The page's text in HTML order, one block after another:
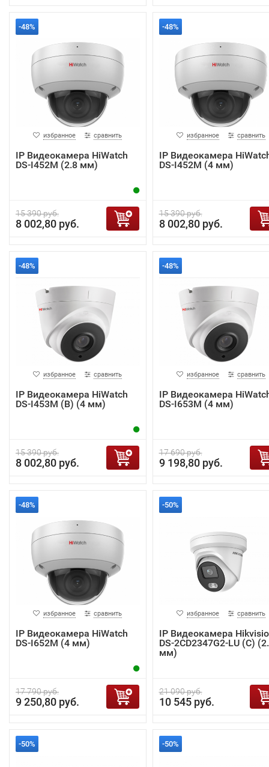
-48%
избранное сравнить
IP Видеокамера HiWatch
DS-I452M (2.8 мм)
15 390 руб.
8 002,80 руб.
-48%
избранное сравнить
IP Видеокамера
DS-I452M (4 мм)
15 390 руб.
8 002,80 руб.
-48%
избранное сравнить
IP Видеокамера HiWatch
DS-I453M (B) (4 мм)
15 390 руб.
8 002,80 руб.
-48%
избранное сравнить
IP Видеокамера
DS-I653M (4 мм)
17 690 руб.
9 198,80 руб.
-48%
избранное сравнить
IP Видеокамера HiWatch
DS-I652M (4 мм)
17 790 руб.
9 250,80 руб.
-50%
избранное сравнить
IP Видеокамера
DS-2CD2347G2-LU (C)
мм)
21 090 руб.
10 545 руб.
-50% -50%